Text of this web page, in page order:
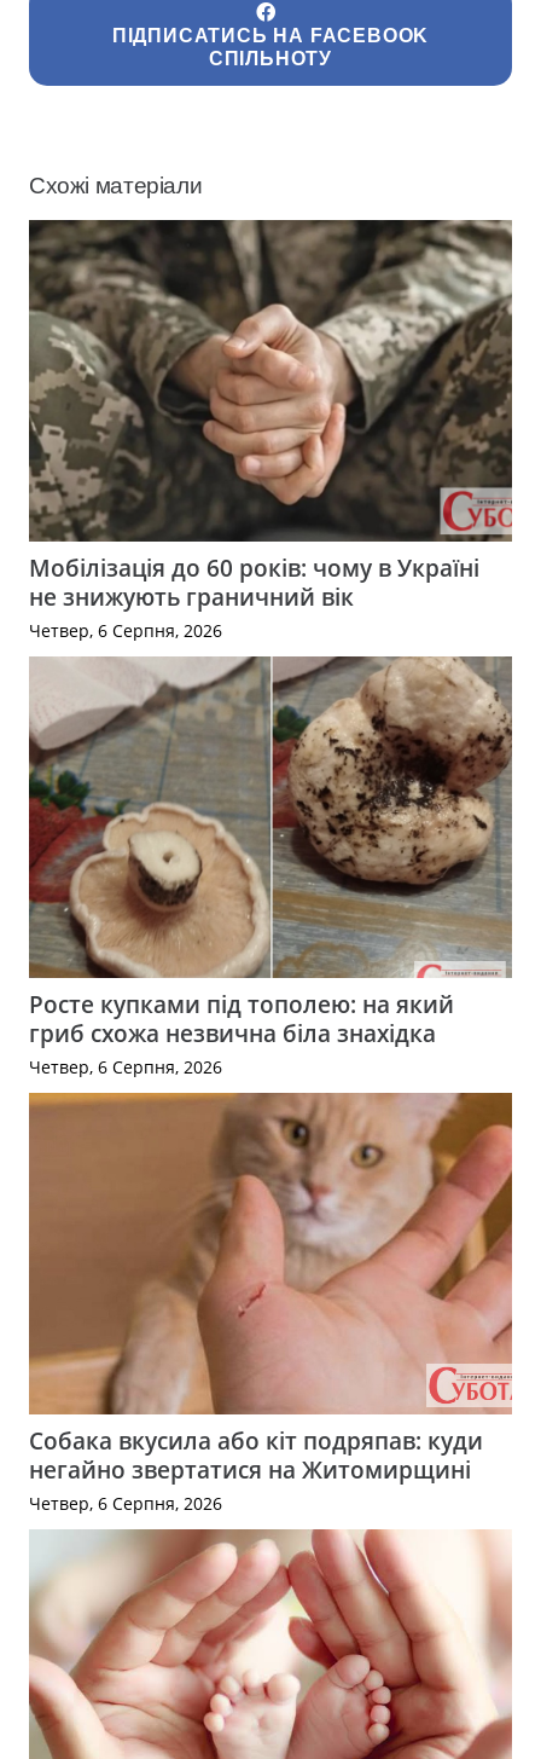
ПІДПИСАТИСЬ НА FACEBOOK
СПІЛЬНОТУ
Схожі матеріали
Мобілізація до 60 років: чому в Україні
не знижують граничний вік
Четвер, 6 Серпня, 2026
Росте купками під тополею: на який
гриб схожа незвична біла знахідка
Четвер, 6 Серпня, 2026
Собака вкусила або кіт подряпав: куди
негайно звертатися на Житомирщині
Четвер, 6 Серпня, 2026